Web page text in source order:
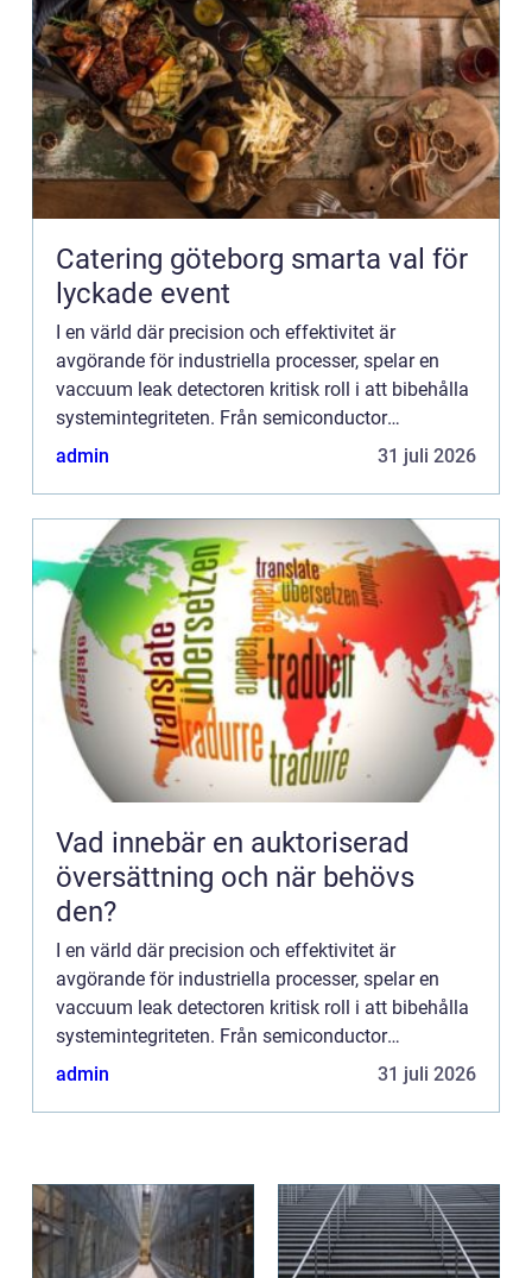
Catering göteborg smarta val för
lyckade event
I en värld där precision och effektivitet är
avgörande för industriella processer, spelar en
vaccuum leak detectoren kritisk roll i att bibehålla
systemintegriteten. Från semiconductor
tillverkning till farmaceuti...
admin 31 juli 2026
Vad innebär en auktoriserad
översättning och när behövs
den?
I en värld där precision och effektivitet är
avgörande för industriella processer, spelar en
vaccuum leak detectoren kritisk roll i att bibehålla
systemintegriteten. Från semiconductor
tillverkning till farmaceuti...
admin 31 juli 2026